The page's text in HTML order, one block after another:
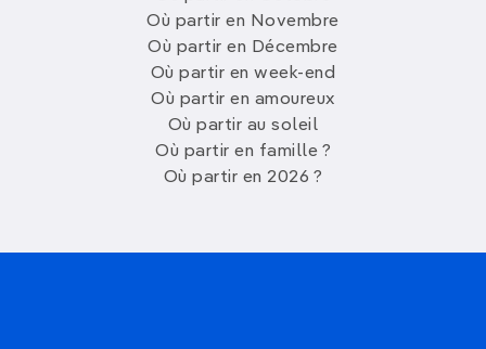
Où partir en Novembre
Où partir en Décembre
Où partir en week-end
Où partir en amoureux
Où partir au soleil
Où partir en famille ?
Où partir en 2026 ?